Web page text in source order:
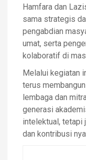
Hamfara dan
sama strategis
pengabdian
umat, serta
kolaboratif di
Melalui kegiatan
terus
lembaga dan
generasi
intelektual, tetapi
dan kontribusi